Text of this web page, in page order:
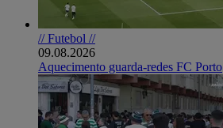
// Futebol //
09.08.2026
Aquecimento guarda-redes FC Porto